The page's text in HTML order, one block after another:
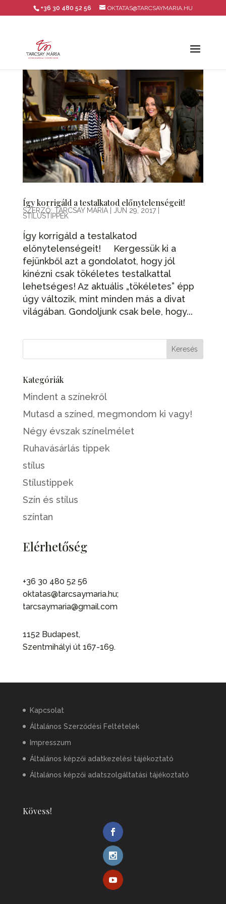
+36 30 480 52 56 OKTATAS@TARCSAYMARIA.HU
Így korrigáld a testalkatod előnytelenségeit!
SZERZŐ: TARCSAY MÁRIA| JÚN 29, 2017|
STÍLUSTIPPEK
Így korrigáld a testalkatod
előnytelenségeit! Kergessük ki a
fejünkből azt a gondolatot, hogy jól
kinézni csak tökéletes testalkattal
lehetséges! Az aktuális „tökéletes” épp
úgy változik, mint minden más a divat
világában. Gondoljunk csak bele, hogy...
Kategóriák
Mindent a színekről
Mutasd a színed, megmondom ki vagy!
Négy évszak színelmélet
Ruhavásárlás tippek
stílus
Stílustippek
Szín és stílus
színtan
Elérhetőség
+36 30 480 52 56
oktatas@tarcsaymaria.hu;
tarcsaymaria@gmail.com
1152 Budapest,
Szentmihályi út 167-169.
Kapcsolat
Általános Szerződési Feltételek
Impresszum
Általános képzői adatkezelési tájékoztató
Általános képzői adatszolgáltatási tájékoztató
Kövess!